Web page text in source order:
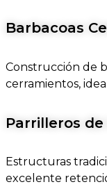
Barbacoas
Construcción de
cerramientos,
Parrilleros
Estructuras
excelente